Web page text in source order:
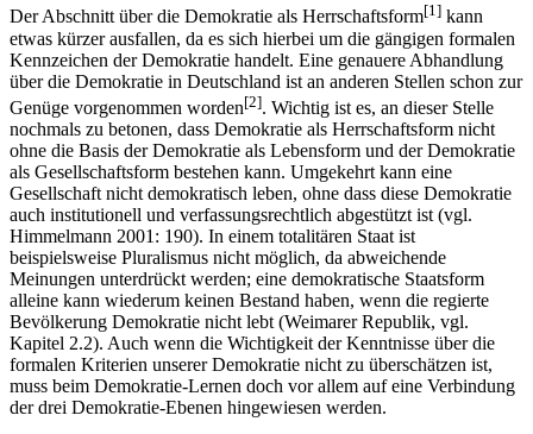
Der Abschnitt über die Demokratie als Herrschaftsform[1] kann
etwas kürzer ausfallen, da es sich hierbei um die gängigen formalen
Kennzeichen der Demokratie handelt. Eine genauere Abhandlung
über die Demokratie in Deutschland ist an anderen Stellen schon zur
Genüge vorgenommen worden[2]. Wichtig ist es, an dieser Stelle
nochmals zu betonen, dass Demokratie als Herrschaftsform nicht
ohne die Basis der Demokratie als Lebensform und der Demokratie
als Gesellschaftsform bestehen kann. Umgekehrt kann eine
Gesellschaft nicht demokratisch leben, ohne dass diese Demokratie
auch institutionell und verfassungsrechtlich abgestützt ist (vgl.
Himmelmann 2001: 190). In einem totalitären Staat ist
beispielsweise Pluralismus nicht möglich, da abweichende
Meinungen unterdrückt werden; eine demokratische Staatsform
alleine kann wiederum keinen Bestand haben, wenn die regierte
Bevölkerung Demokratie nicht lebt (Weimarer Republik, vgl.
Kapitel 2.2). Auch wenn die Wichtigkeit der Kenntnisse über die
formalen Kriterien unserer Demokratie nicht zu überschätzen ist,
muss beim Demokratie-Lernen doch vor allem auf eine Verbindung
der drei Demokratie-Ebenen hingewiesen werden.